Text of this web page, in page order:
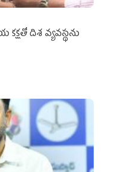
దిశ వ్య‌వ‌స్థ‌ను